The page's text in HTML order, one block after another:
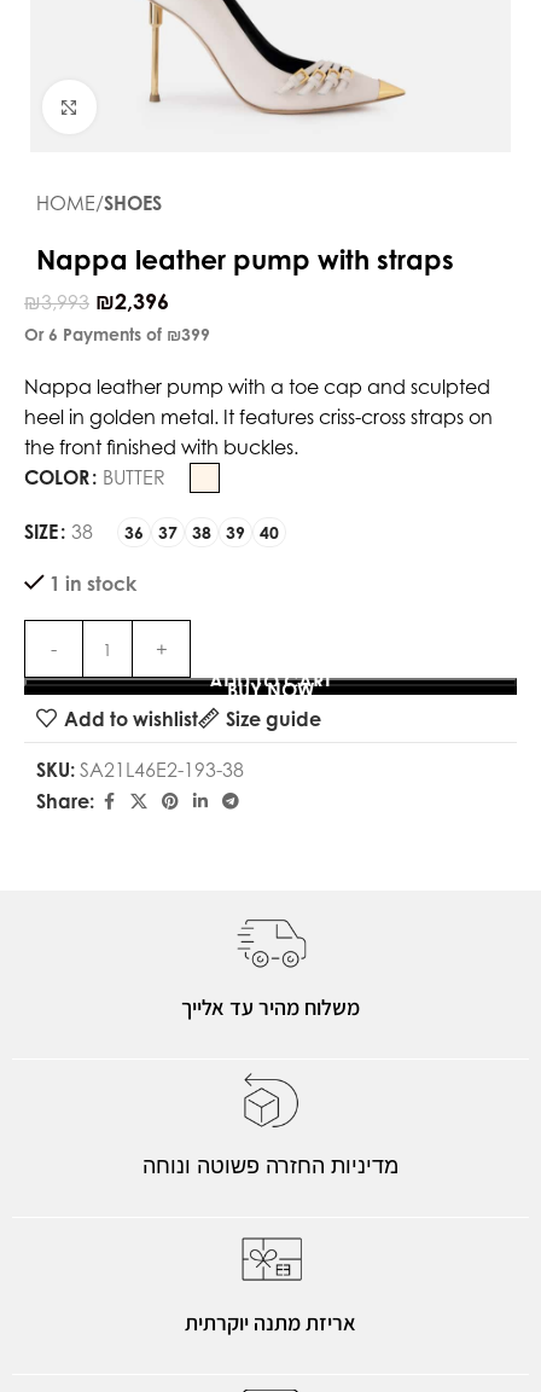
Click to enlarge
HOME SHOES
Nappa leather pump with straps
₪3,993 ₪2,396
Or 6 Payments of ₪399
Nappa leather pump with a toe cap and sculpted
heel in golden metal. It features criss-cross straps on
the front finished with buckles.
COLOR BUTTER
SIZE 38 36 37 38 39 40
1 in stock
ADD TO CART
BUY NOW
Add to wishlist
Size guide
SKU: SA21L46E2-193-38
Share:
משלוח מהיר עד אלייך
מדיניות החזרה פשוטה ונוחה
אריזת מתנה יוקרתית